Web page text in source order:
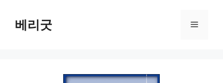
베리굿 메